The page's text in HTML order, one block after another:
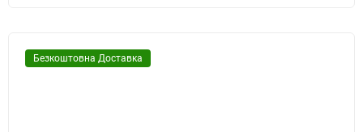
Безкоштовна Доставка